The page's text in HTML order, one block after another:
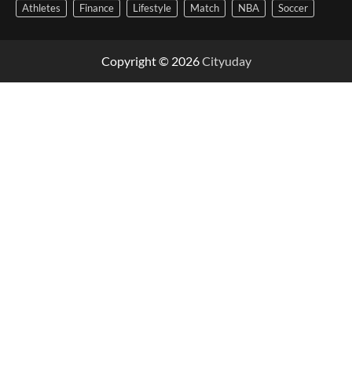
Athletes Finance Lifestyle Match NBA Soccer
Copyright © 2026Cityuday